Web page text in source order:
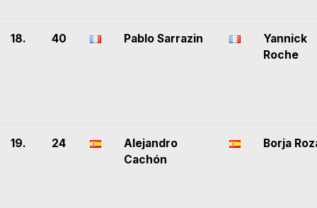
18. 40 Pablo Sarrazin
Yannick
Roche
19. 24
Alejandro
Cachón
Borja